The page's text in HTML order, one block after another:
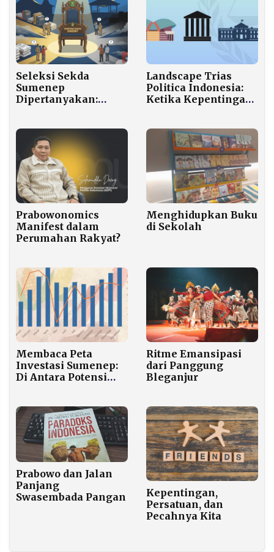
Seleksi Sekda
Sumenep
Dipertanyakan:
Legalitas Jadi Kunci
Kepercayaan Publik
Landscape Trias
Politica Indonesia:
Ketika Kepentingan
Prabowonomics
Manifest dalam
Perumahan Rakyat?
Menghidupkan Buku
di Sekolah
Membaca Peta
Investasi Sumenep:
Di Antara Potensi
Ketimpangan
Regional
Ritme Emansipasi
dari Panggung
Bleganjur
Prabowo dan Jalan
Panjang
Swasembada Pangan
Kepentingan,
Persatuan, dan
Pecahnya Kita